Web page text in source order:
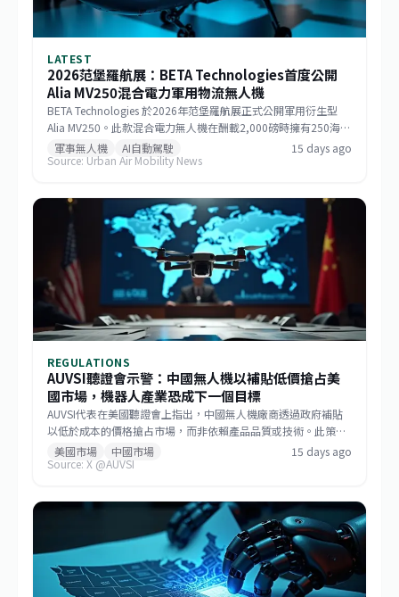
LATEST
2026范堡羅航展：BETA Technologies首度公開
Alia MV250混合電力軍用物流無人機
BETA Technologies 於2026年范堡羅航展正式公開軍用衍生型
Alia MV250。此款混合電力無人機在酬載2,000磅時擁有250海里
戰術航程，若酬載減至1,000磅則任務半徑可達750海里，巡航速
度逾170節。該機整合GE Aerospace研發的渦輪發電機與
換任務模組。BETA強調，相較於傾轉旋翼機，MV250能以更低成
本提供更遠、更快的運補能力，滿足未來分散式作戰需求。
軍事無人機 AI自動駕駛
15 days ago
Source: Urban Air Mobility News
REGULATIONS
AUVSI聽證會示警：中國無人機以補貼低價搶占美
國市場，機器人產業恐成下一個目標
AUVSI代表在美國聽證會上指出，中國無人機廠商透過政府補貼
以低於成本的價格搶占市場，而非依賴產品品質或技術。此策略
已成功主導美國消費級與商用無人機市場，如今相同模式正擴散
至機器人領域。此舉促使美國國會推動《GUARD Act》，並喚起
來擴大非紅供應鏈的機會，但業者仍需強化技術自主與國際合規
美國市場 中國市場
15 days ago
Source: X @AUVSI